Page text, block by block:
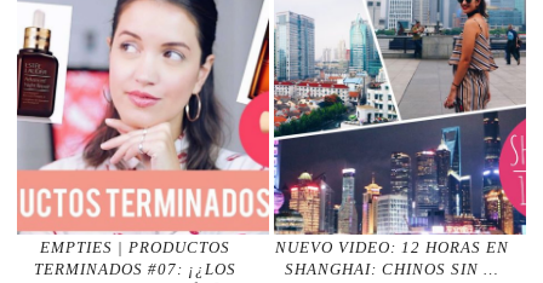
EMPTIES | PRODUCTOS
TERMINADOS #07: ¡¿LOS
NUEVO VIDEO: 12 HORAS EN
SHANGHAI: CHINOS SIN …